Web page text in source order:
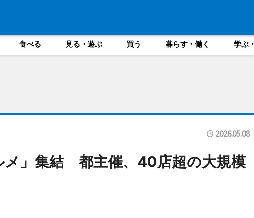
食べる 見る・遊ぶ 買う 暮らす・働く 学ぶ
2026.05.08
メ」集結 都主催、40店超の大規模